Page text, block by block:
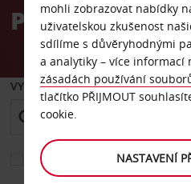
AvisPronájem
VYZVEDNOUT Z
Vyberte si jiné místo vrácení
mohli zobrazovat nabídky
uživatelskou zkušenost
sdílíme s důvěryhodnými
a analytiky – více informací
zásadách používání
tlačítko PŘIJMOUT
cookie.
NASTAVENÍ